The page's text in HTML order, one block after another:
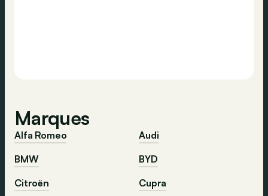
Marques
Alfa Romeo
Audi
BMW
BYD
Citroën
Cupra